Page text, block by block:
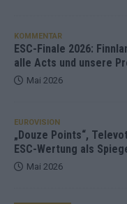
KOMMENTAR
ESC-Finale 2026:
alle Acts und unsere
Mai 2026
EUROVISION
„Douze Points“,
ESC-Wertung als
Mai 2026